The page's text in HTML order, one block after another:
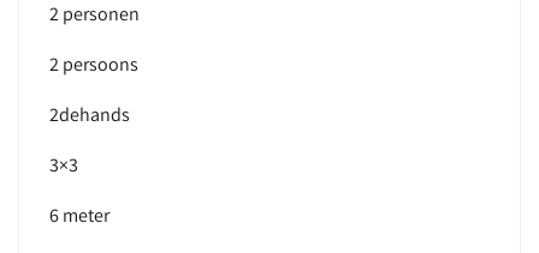
2 personen
2 persoons
2dehands
3×3
6 meter